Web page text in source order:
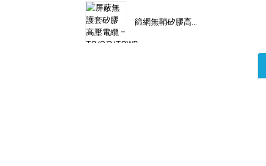
篩網無鞘矽膠高...